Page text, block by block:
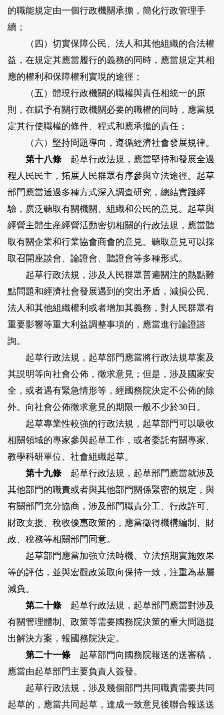
的職能規定由一個行政機關承擔，簡化行政管理手
續；
（四）切實保障公民、法人和其他組織的合法權
益，在規定其應當履行的義務的同時，應當規定其相
應的權利和保障權利實現的途徑；
（五）體現行政機關的職權與責任相統一的原
則，在賦予有關行政機關必要的職權的同時，應當規
定其行使職權的條件、程式和應承擔的責任；
（六）堅持問題導向，遵循經濟社會發展規律。
第十八條起草行政法規，應當堅持和發展全過
程人民民主，拓展人民群眾有序參與立法途徑。起草
部門應當通過多種方式深入調查研究，總結實踐經
驗，廣泛聽取有關機關、組織和公民的意見。起草與
經營主體生産經營活動密切相關的行政法規，應當聽
取有關企業和行業協會商會的意見。聽取意見可以採
取召開座談會、論證會、聽證會等多種形式。
起草行政法規，涉及人民群眾普遍關注的熱點難
點問題和經濟社會發展遇到的突出矛盾，減損公民、
法人和其他組織權利或者增加其義務，對人民群眾有
重要影響等重大利益調整事項的，應當進行論證諮
詢。
起草行政法規，起草部門應當將行政法規草案及
其説明等向社會公佈，徵求意見；但是，涉及國家安
全，或者遇有緊急情形等，經國務院決定不公佈的除
外。向社會公佈徵求意見的期限一般不少於30日。
起草專業性較強的行政法規，起草部門可以吸收
相關領域的專家參與起草工作，或者委託有關專家、
教學科研單位、社會組織起草。
第十九條起草行政法規，起草部門應當就涉及
其他部門的職責或者與其他部門關係緊密的規定，與
有關部門充分協商，涉及部門職責分工、行政許可、
財政支援、稅收優惠政策的，應當徵得機構編制、財
政、稅務等相關部門同意。
起草部門應當加強立法時機、立法預期實施效果
等的評估，並與宏觀政策取向保持一致，注重為基層
減負。
第二十條起草行政法規，起草部門應當對涉及
有關管理體制、政策等需要國務院決策的重大問題提
出解決方案，報國務院決定。
第二十一條起草部門向國務院報送的送審稿，
應當由起草部門主要負責人簽發。
起草行政法規，涉及幾個部門共同職責需要共同
起草的，應當共同起草，達成一致意見後聯合報送送